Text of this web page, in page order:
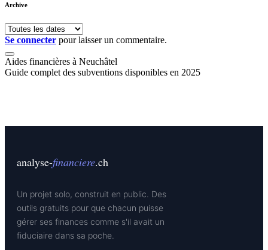
Archive
Se connecter pour laisser un commentaire.
Aides financières à Neuchâtel
Guide complet des subventions disponibles en 2025
analyse-financiere.ch
Un projet solo, construit en public. Des
outils gratuits pour que chacun puisse
gérer ses finances comme s'il avait un
fiduciaire dans sa poche.